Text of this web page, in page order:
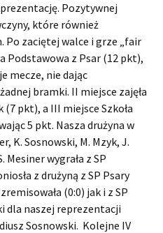
Pozytywnej
które również
Po zaciętej walce i grze „fair
Podstawowa z Psar (12 pkt),
mecze, nie dając
bramki. II miejsce zajęła
(7 pkt), a III miejsce Szkoła
5 pkt. Nasza drużyna w
K. Sosnowski, M. Mzyk, J.
Mesiner wygrała z SP
z drużyną z SP Psary
(0:0) jak i z SP
dla naszej reprezentacji
Sosnowski. Kolejne IV